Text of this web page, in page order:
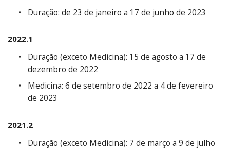
Duração: de 23 de janeiro a 17 de junho de 2023
2022.1
Duração (exceto Medicina): 15 de agosto a 17 de
dezembro de 2022
Medicina: 6 de setembro de 2022 a 4 de fevereiro
de 2023
2021.2
Duração (exceto Medicina): 7 de março a 9 de julho